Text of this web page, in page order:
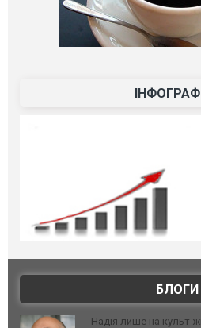
БЛОГИ
Надія лише на культ